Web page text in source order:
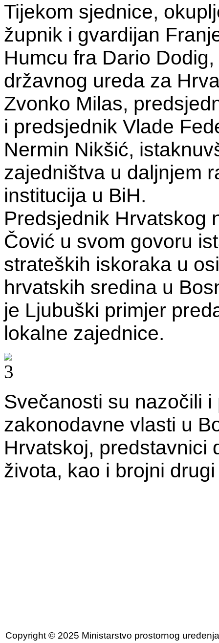
Tijekom sjednice,
župnik i gvardijan
Humcu fra Dario
državnog ureda za
Zvonko Milas,
i predsjednik Vlade
Nermin Nikšić,
zajedništva u daljnjem
institucija u BiH.
Predsjednik Hrvatskog
Čović u svom govoru
strateških iskoraka u
hrvatskih sredina u
je Ljubuški primjer
lokalne zajednice.
Svečanosti su nazočili
zakonodavne vlasti u
Hrvatskoj, predstavnici
života, kao i brojni
Copyright © 2025 Ministarstvo prostornog